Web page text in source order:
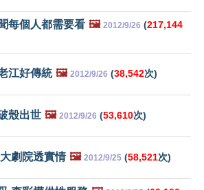
每個人都需要看 🖼️ 2012/9/26 (217,144
江好傳統 🖼️ 2012/9/26 (38,542次)
殼出世 🖼️ 2012/9/26 (53,610次)
劇院透實情 🖼️ 2012/9/25 (58,521次)